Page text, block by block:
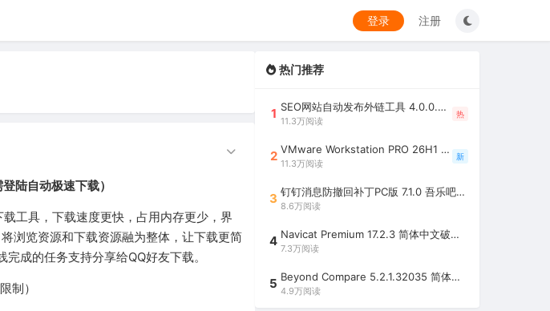
登录 注册
陆自动极速下载）
工具，下载速度更快，占用内存更少，界
浏览资源和下载资源融为整体，让下载更简
成的任务支持分享给QQ好友下载。
制）
热门推荐
1 SEO网站自动发布外链工具 4.0.0.0 吾乐吧优化版（智能代理狂刷外链）
11.3万阅读
热
2 VMware Workstation PRO 26H1 中文精简安装注册版 / 完整版（最好用的虚拟机软件）
11.3万阅读
新
3 钉钉消息防撤回补丁PC版 7.1.0 吾乐吧优化版（支持消息防撤回+钉钉多开+支持消息永不已读+去除钉钉水印）
8.6万阅读
4 Navicat Premium 17.2.3 简体中文破解版（多重数据库管理工具）
7.3万阅读
5 Beyond Compare 5.2.1.32035 简体中文注册版（超强文件/夹比较工具）
4.9万阅读